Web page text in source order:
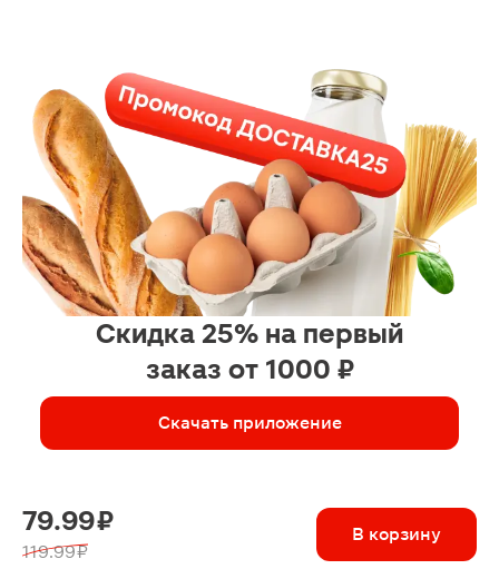
Скидка 25% на первый
заказ от 1000 ₽
Скачать приложение
79.99 ₽
119.99 ₽
В корзину